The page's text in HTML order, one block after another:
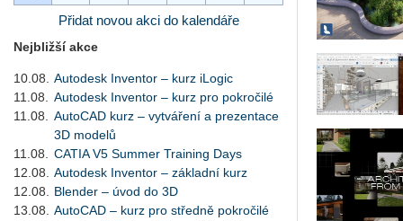
Přidat novou akci do kalendáře
Nejbližší akce
10.08.
Autodesk Inventor – kurz iLogic
11.08.
Autodesk Inventor – kurz pro pokročilé
11.08.
AutoCAD kurz – vytváření a prezentace
3D modelů
11.08.
CATIA V5 Summer Training Days
12.08.
Autodesk Inventor – základní kurz
12.08.
Blender – úvod do 3D
13.08.
AutoCAD – kurz pro středně pokročilé